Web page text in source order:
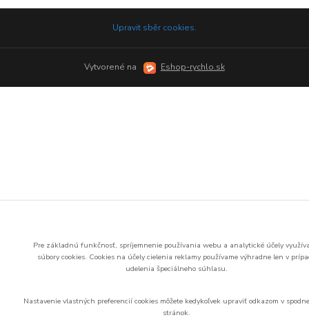
Upravit sběr cookies.
Vytvorené na Eshop-rychlo.sk
Pre základnú funkčnosť, spríjemnenie používania webu a analytické účely
súbory cookies. Cookies na účely cielenia reklamy používame výhradne len v
udelenia špeciálneho súhlasu.
Nastavenie vlastných preferencií cookies môžete kedykoľvek upraviť odkazom v
stránok.